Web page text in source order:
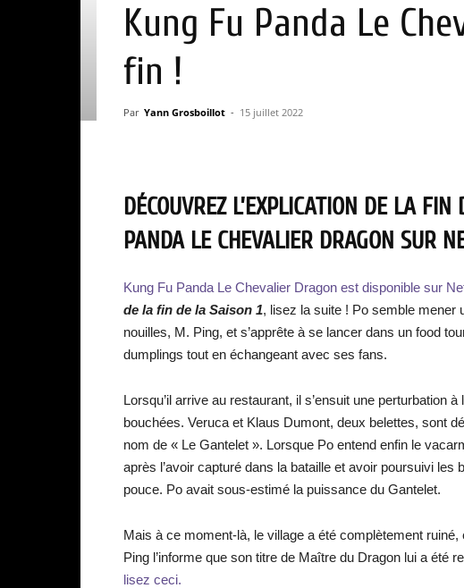
Kung Fu Panda Le
fin !
Par Yann Grosboillot - 15 juillet 2022
DÉCOUVREZ L’EXPLICATION DE LA
PANDA LE CHEVALIER DRAGON SUR
Kung Fu Panda Le Chevalier Dragon est disponible sur
de la fin de la Saison 1, lisez la suite ! Po semble mener
nouilles, M. Ping, et s’apprête à se lancer dans un food
dumplings tout en échangeant avec ses fans.
Lorsqu’il arrive au restaurant, il s’ensuit une perturbation
bouchées. Veruca et Klaus Dumont, deux belettes, sont
nom de « Le Gantelet ». Lorsque Po entend enfin le
après l’avoir capturé dans la bataille et avoir poursuivi les
pouce. Po avait sous-estimé la puissance du Gantelet.
Mais à ce moment-là, le village a été complètement
Ping l’informe que son titre de Maître du Dragon lui a été
lisez ceci.